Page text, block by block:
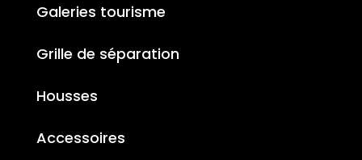
Galeries tourisme
Grille de séparation
Housses
Accessoires